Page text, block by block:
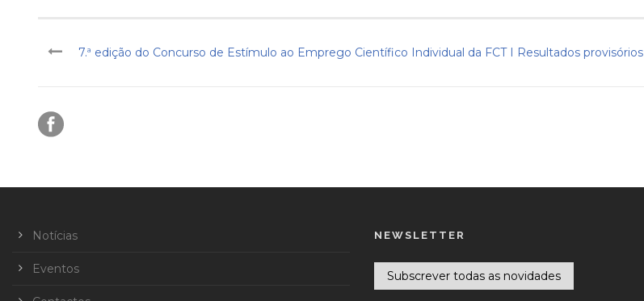
7.ª edição do Concurso de Estímulo ao Emprego Científico Individual da FCT I Resultados provisórios
Notícias
Eventos
NEWSLETTER
Subscrever todas as novidades